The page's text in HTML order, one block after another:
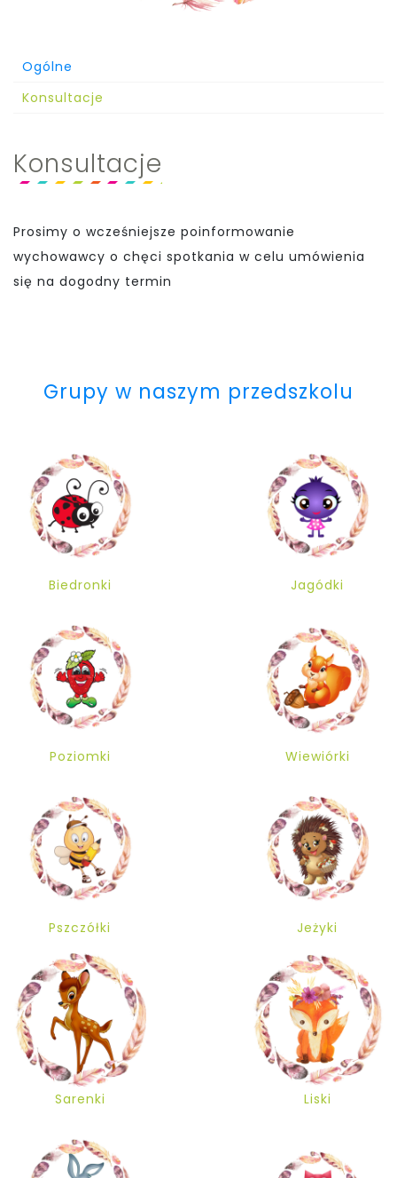
Ogólne
Konsultacje
Konsultacje
Prosimy o wcześniejsze poinformowanie
wychowawcy o chęci spotkania w celu umówienia
się na dogodny termin
Grupy w naszym przedszkolu
Biedronki Jagódki
Poziomki Wiewiórki
Pszczółki Jeżyki
Sarenki Liski